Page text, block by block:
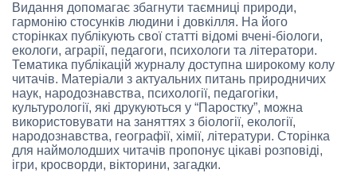
Видання допомагає збагнути таємниці природи,
гармонію стосунків людини і довкілля. На його
сторінках публікують свої статті відомі вчені-біологи,
екологи, аграрії, педагоги, психологи та літератори.
Тематика публікацій журналу доступна широкому колу
читачів. Матеріали з актуальних питань природничих
наук, народознавства, психології, педагогіки,
культурології, які друкуються у “Паростку”, можна
використовувати на заняттях з біології, екології,
народознавства, географії, хімії, літератури. Сторінка
для наймолодших читачів пропонує цікаві розповіді,
ігри, кросворди, вікторини, загадки.